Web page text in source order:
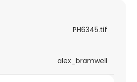
PH6345.tif
alex_bramwell